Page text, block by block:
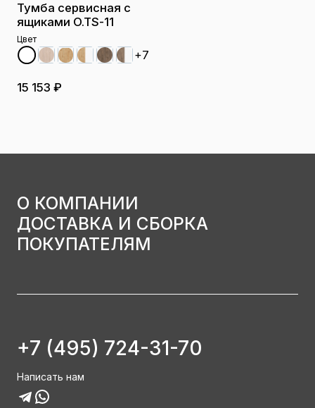
Тумба сервисная с
ящиками O.TS-11
Цвет
+7
15 153 ₽
О КОМПАНИИ
ДОСТАВКА И СБОРКА
ПОКУПАТЕЛЯМ
+7 (495) 724-31-70
Написать нам